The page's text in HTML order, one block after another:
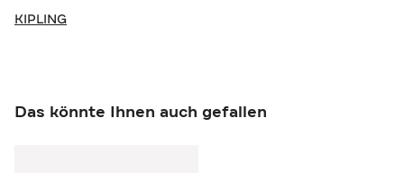
KIPLING
Das könnte Ihnen auch gefallen